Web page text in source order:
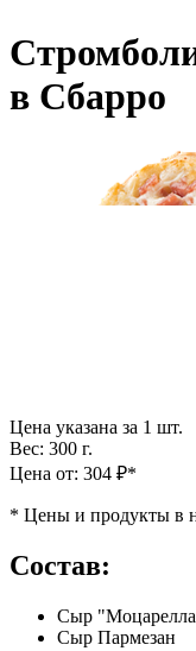
в Сбарро
Цена указана за 1 шт.
Вес: 300 г.
Цена от: 304 ₽*
* Цены и продукты в
Состав:
Сыр
Сыр Пармезан